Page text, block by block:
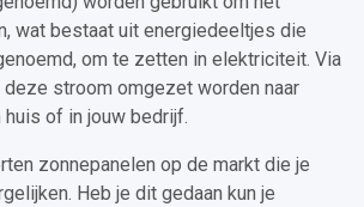
wat bestaat uit energiedeeltjes die
om te zetten in elektriciteit. Via
deze stroom omgezet worden naar
of in jouw bedrijf.
zonnepanelen op de markt die je
Heb je dit gedaan kun je